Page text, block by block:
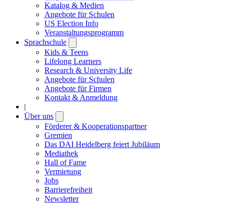
Katalog & Medien
Angebote für Schulen
US Election Info
Veranstaltungsprogramm
Sprachschule
submenu
Kids & Teens
Lifelong Learners
Research & University Life
Angebote für Schulen
Angebote für Firmen
Kontakt & Anmeldung
|
Über uns
submenu
Förderer & Kooperationspartner
Gremien
Das DAI Heidelberg feiert Jubiläum
Mediathek
Hall of Fame
Vermietung
Jobs
Barrierefreiheit
Newsletter